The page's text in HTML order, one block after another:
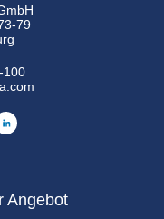
79
100
Angebot